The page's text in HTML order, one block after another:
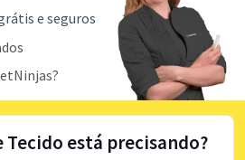
e seguros
Tecido está precisando?